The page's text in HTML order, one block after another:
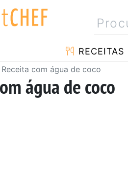
RECEITAS
Receita com água de coco
água de coco